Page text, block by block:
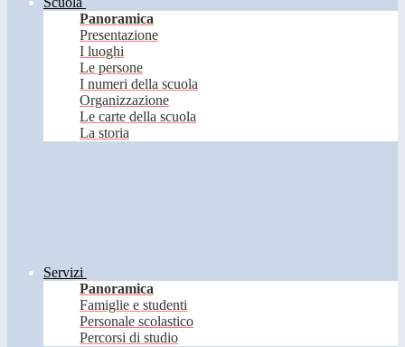
Panoramica
Presentazione
I luoghi
Le persone
I numeri della scuola
Organizzazione
Le carte della scuola
La storia
Servizi
Panoramica
Famiglie e studenti
Personale scolastico
Percorsi di studio